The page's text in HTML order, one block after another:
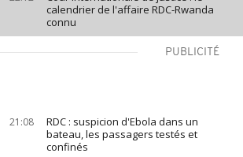
calendrier de l'affaire RDC-Rwanda
connu
PUBLICITÉ
21:08
RDC : suspicion d'Ebola dans un
bateau, les passagers testés et
confinés